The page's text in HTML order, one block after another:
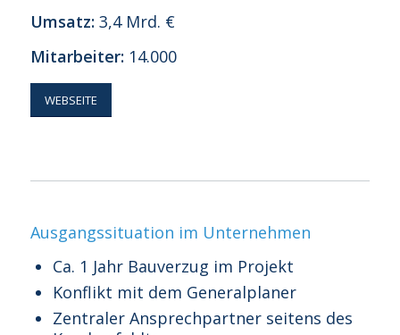
Umsatz: 3,4 Mrd. €
Mitarbeiter: 14.000
WEBSEITE
Ausgangssituation im Unternehmen
Ca. 1 Jahr Bauverzug im Projekt
Konflikt mit dem Generalplaner
Zentraler Ansprechpartner seitens des